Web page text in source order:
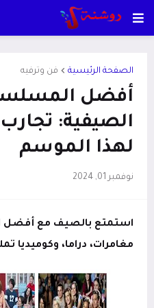
الصفحة الرئيسية فن وترفيه
أفضل
الصيفية:
لهذا الموسم
نوفمبر 01, 2024
استمتع بالصيف مع أفضل
مغامرات، دراما، وكوميديا